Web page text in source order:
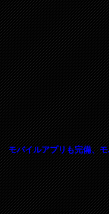
モバイルアプリも完備、